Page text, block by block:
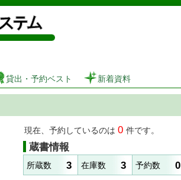
図書館 蔵書検索・予約システム
貸出・予約ベスト 新着資料
現在、予約しているのは 0 件です。
蔵書情報
所蔵数 3 在庫数 3 予約数 0